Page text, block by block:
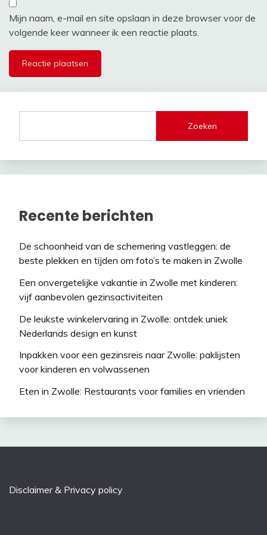
Mijn naam, e-mail en site opslaan in deze browser voor de
volgende keer wanneer ik een reactie plaats.
Zoeken
Recente berichten
De schoonheid van de schemering vastleggen: de
beste plekken en tijden om foto’s te maken in Zwolle
Een onvergetelijke vakantie in Zwolle met kinderen:
vijf aanbevolen gezinsactiviteiten
De leukste winkelervaring in Zwolle: ontdek uniek
Nederlands design en kunst
Inpakken voor een gezinsreis naar Zwolle: paklijsten
voor kinderen en volwassenen
Eten in Zwolle: Restaurants voor families en vrienden
Disclaimer & Privacy policy